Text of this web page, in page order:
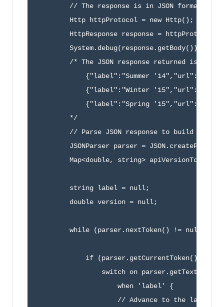
        // The response is in JSON format.
        Http httpProtocol = new Http();
HttpResponse response =
        System.debug(response.getBody());
/* The JSON response returned is the
{"label":"Summer '14","url":"/
{"label":"Winter '15","url":"/
{"label":"Spring '15","url":"/
        */
// Parse JSON response to build a map
JSONParser parser =
Map<double, string>
        string label = null;
        double version = null;
        while (parser.nextToken() != null) {
if (parser.getCurrentToken() ==
                switch on parser.getText() {
                    when 'label' {
// Advance to the label